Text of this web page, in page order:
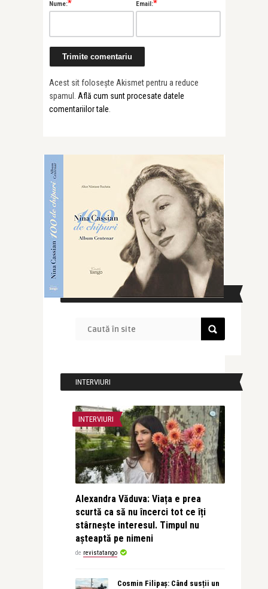
Nume:* Email:*
Acest sit folosește Akismet pentru a reduce
spamul. Află cum sunt procesate datele
comentariilor tale
CAUTĂ ÎN SITE
INTERVIURI
INTERVIURI
Alexandra Văduva: Viața e prea
scurtă ca să nu încerci tot ce îți
stârnește interesul. Timpul nu
așteaptă pe nimeni
de revistatango
Cosmin Filipaș: Când susții un